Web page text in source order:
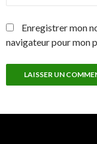
Enregistrer mon
navigateur pour mon